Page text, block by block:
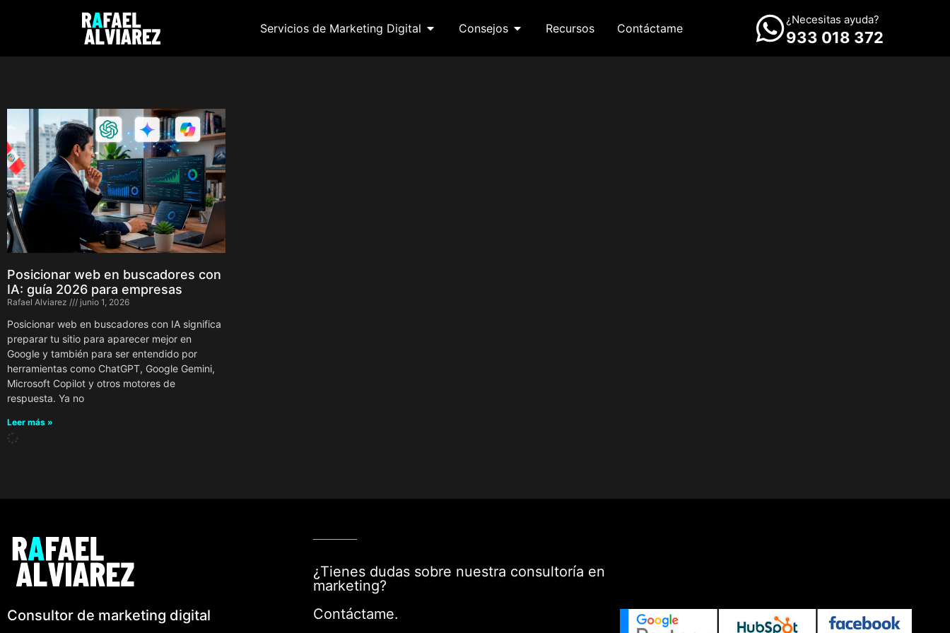
Servicios de Marketing Digital Consejos Recursos Contáctame
¿Necesitas ayuda?
933 018 372
Posicionar web en buscadores con
IA: guía 2026 para empresas
Rafael Alviarez junio 1, 2026
Posicionar web en buscadores con IA significa
preparar tu sitio para aparecer mejor en
Google y también para ser entendido por
herramientas como ChatGPT, Google Gemini,
Microsoft Copilot y otros motores de
respuesta. Ya no
Leer más »
Consultor de marketing digital
¿Tienes dudas sobre nuestra consultoría en
marketing?
Contáctame.